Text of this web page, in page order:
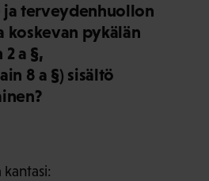
ja terveydenhuollon
koskevan pykälän
a §,
8 a §) sisältö
kantasi: